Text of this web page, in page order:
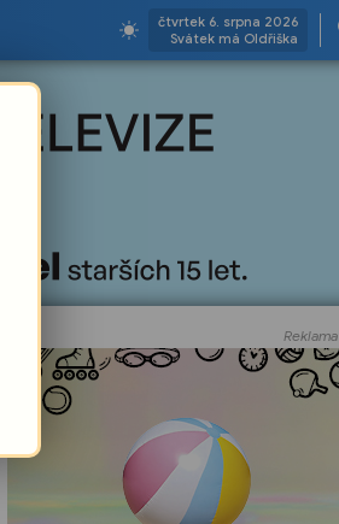
čtvrtek 6. srpna 2026
Svátek má Oldřiška
Reklama